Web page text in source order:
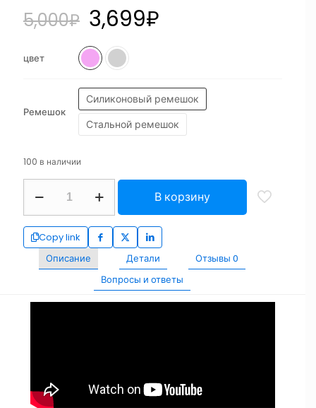
5,000₽ 3,699₽
цвет
Ремешок
Силиконовый ремешок
Стальной ремешок
100 в наличии
В корзину
Copy link
Описание
Детали Отзывы 0
Вопросы и ответы